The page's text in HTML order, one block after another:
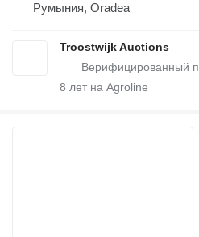
Румыния, Oradea
Troostwijk Auctions
8 лет на Agroline